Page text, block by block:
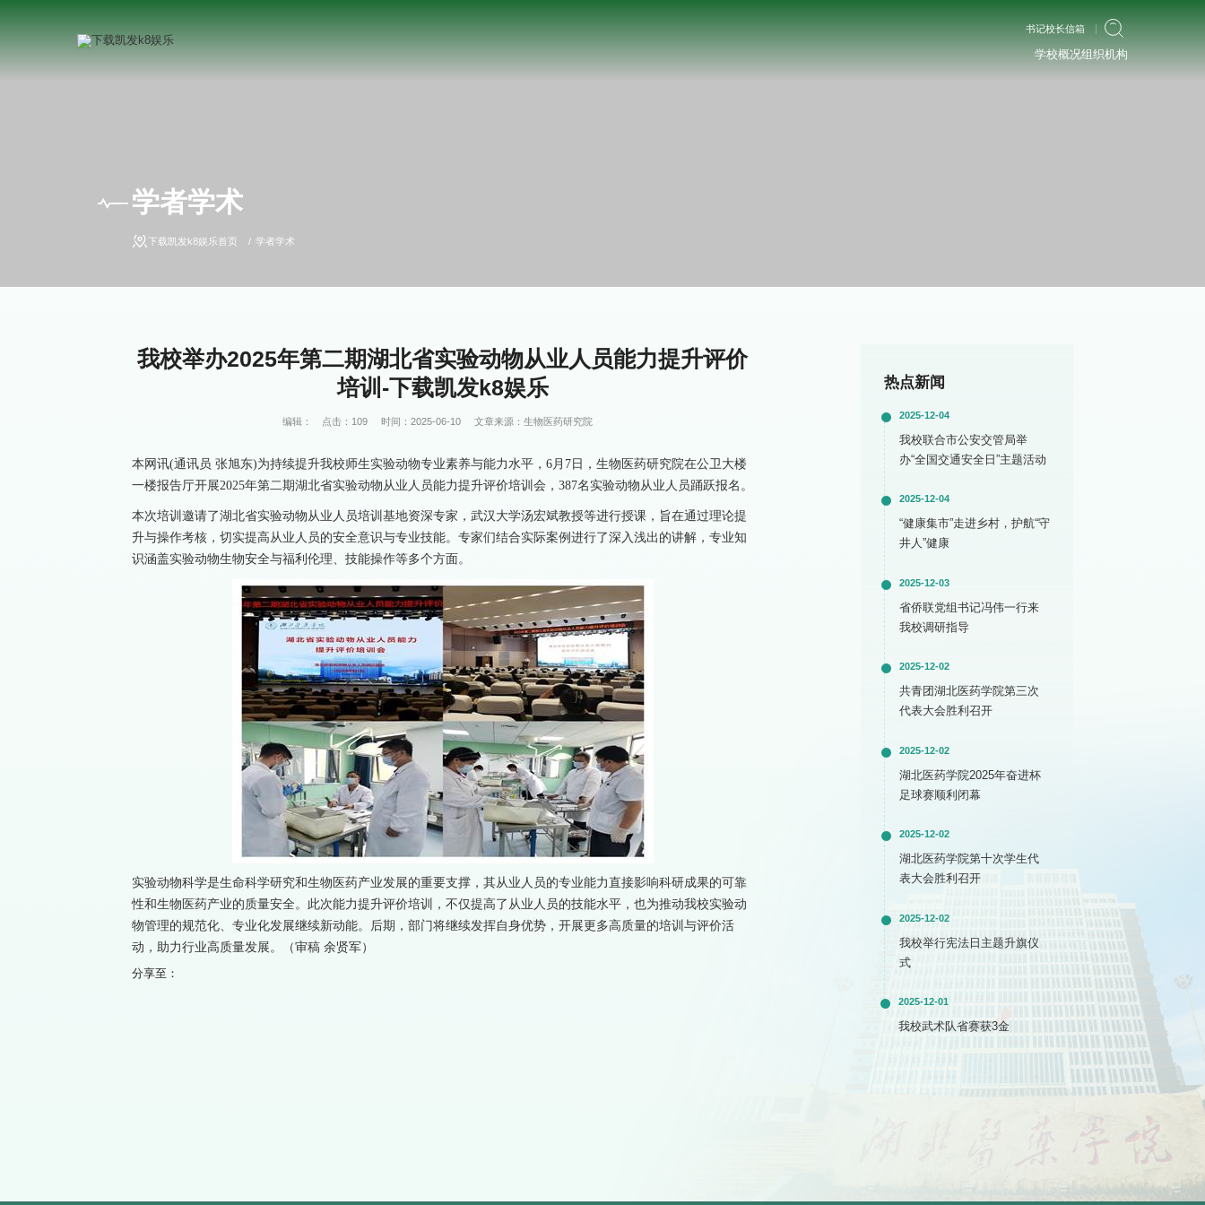
书记校长信箱
学校概况组织机构
学者学术
下载凯发k8娱乐首页 学者学术
我校举办2025年第二期湖北省实验动物从业人员能力提升评价
培训-下载凯发k8娱乐
编辑： 点击： 109 时间：2025-06-10 文章来源：生物医药研究院
本网讯(通讯员 张旭东)为持续提升我校师生实验动物专业素养与能力水平，6月7日，生物医药研究院在公卫大楼
一楼报告厅开展2025年第二期湖北省实验动物从业人员能力提升评价培训会，387名实验动物从业人员踊跃报名。
本次培训邀请了湖北省实验动物从业人员培训基地资深专家，武汉大学汤宏斌教授等进行授课，旨在通过理论提
升与操作考核，切实提高从业人员的安全意识与专业技能。专家们结合实际案例进行了深入浅出的讲解，专业知
识涵盖实验动物生物安全与福利伦理、技能操作等多个方面。
实验动物科学是生命科学研究和生物医药产业发展的重要支撑，其从业人员的专业能力直接影响科研成果的可靠
性和生物医药产业的质量安全。此次能力提升评价培训，不仅提高了从业人员的技能水平，也为推动我校实验动
物管理的规范化、专业化发展继续新动能。后期，部门将继续发挥自身优势，开展更多高质量的培训与评价活
动，助力行业高质量发展。（审稿 余贤军）
分享至：
热点新闻
2025-12-04
我校联合市公安交管局举
办“全国交通安全日”主题活动
2025-12-04
“健康集市”走进乡村，护航“守
井人”健康
2025-12-03
省侨联党组书记冯伟一行来
我校调研指导
2025-12-02
共青团湖北医药学院第三次
代表大会胜利召开
2025-12-02
湖北医药学院2025年奋进杯
足球赛顺利闭幕
2025-12-02
湖北医药学院第十次学生代
表大会胜利召开
2025-12-02
我校举行宪法日主题升旗仪
式
2025-12-01
我校武术队省赛获3金